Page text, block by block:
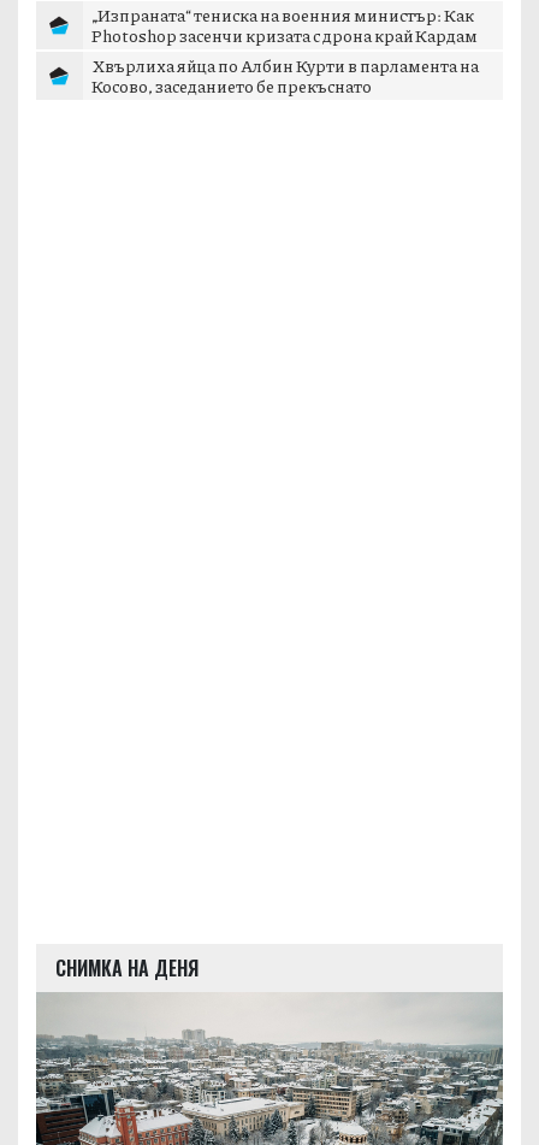
„Изпраната“ тениска на военния министър: Как
Photoshop засенчи кризата с дрона край Кардам
Хвърлиха яйца по Албин Курти в парламента на
Косово, заседанието бе прекъснато
СНИМКА НА ДЕНЯ